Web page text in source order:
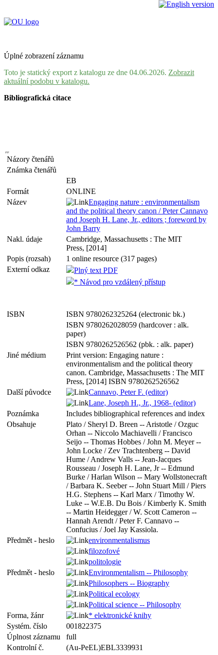
Úplné zobrazení záznamu
Toto je statický export z katalogu ze dne 04.06.2026. Zobrazit
aktuální podobu v katalogu.
Bibliografická citace
Názory čtenářů
Známka čtenářů
EB
Formát
ONLINE
Název
Engaging nature : environmentalism
and the political theory canon / Peter Cannavo
and Joseph H. Lane, Jr., editors ; foreword by
John Barry
Nakl. údaje
Cambridge, Massachusetts : The MIT
Press, [2014]
Popis (rozsah)
1 online resource (317 pages)
Externí odkaz
Plný text PDF
* Návod pro vzdálený přístup
ISBN
ISBN 9780262325264 (electronic bk.)
ISBN 9780262028059 (hardcover : alk.
paper)
ISBN 9780262526562 (pbk. : alk. paper)
Jiné médium
Print version: Engaging nature :
environmentalism and the political theory
canon. Cambridge, Massachusetts : The MIT
Press, [2014] ISBN 9780262526562
Další původce
Cannavo, Peter F. (editor)
Lane, Joseph H., Jr., 1968- (editor)
Poznámka
Includes bibliographical references and index
Obsahuje
Plato / Sheryl D. Breen -- Aristotle / Ozguc
Orhan -- Niccolo Machiavelli / Francisco
Seijo -- Thomas Hobbes / John M. Meyer --
John Locke / Zev Trachtenberg -- David
Hume / Andrew Valls -- Jean-Jacques
Rousseau / Joseph H. Lane, Jr -- Edmund
Burke / Harlan Wilson -- Mary Wollstonecraft
/ Barbara K. Seeber -- John Stuart Mill / Piers
H.G. Stephens -- Karl Marx / Timothy W.
Luke -- W.E.B. Du Bois / Kimberly K. Smith
-- Martin Heidegger / W. Scott Cameron --
Hannah Arendt / Peter F. Cannavo --
Confucius / Joel Jay Kassiola.
Předmět - heslo
environmentalismus
filozofové
politologie
Předmět - heslo
Environmentalism -- Philosophy
Philosophers -- Biography
Political ecology
Political science -- Philosophy
Forma, žánr
* elektronické knihy
Systém. číslo
001822375
Úplnost záznamu
full
Kontrolní č.
(Au-PeEL)EBL3339931